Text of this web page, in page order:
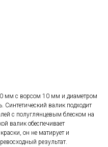
мм с ворсом 10 мм и диаметром
Синтетический валик подходит
с полуглянцевым блеском на
валик обеспечивает
он не матирует и
результат.